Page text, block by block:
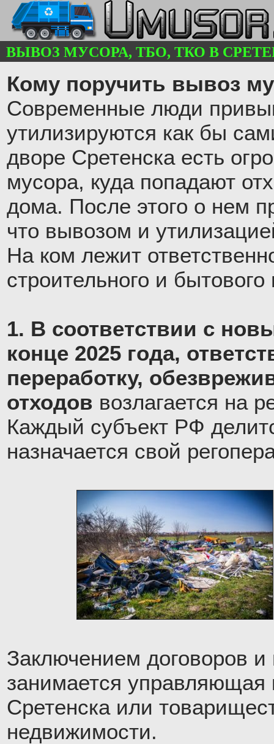
ВЫВОЗ МУСОРА, ТБО, ТКО В
Кому поручить вывоз
Современные люди
утилизируются как бы
дворе Сретенска есть
мусора, куда попадают
дома. После этого о нем
что вывозом и
На ком лежит
строительного и
1. В соответствии с
конце 2025 года,
переработку,
отходов возлагается на
Каждый субъект РФ
назначается свой
Заключением договоров
занимается
Сретенска или
недвижимости.